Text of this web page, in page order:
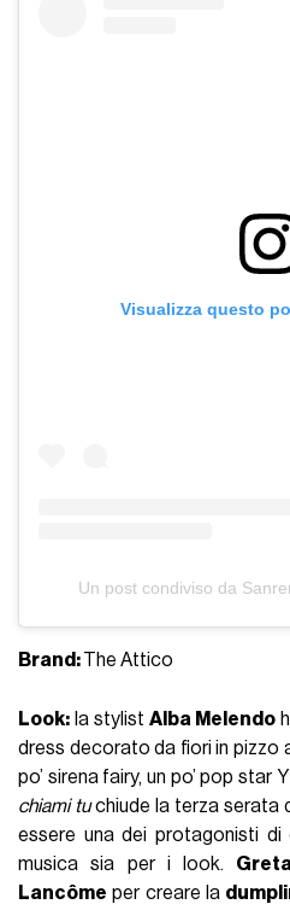
Visualizza questo
Un post condiviso da
Brand:The Attico
Look: la stylist Alba Melendo
dress decorato da fiori in pizzo
po’ sirena fairy, un po’ pop star
chiami tuchiude la terza serata
essere una dei protagonisti di
musica sia per i look.
Lancôme per creare la